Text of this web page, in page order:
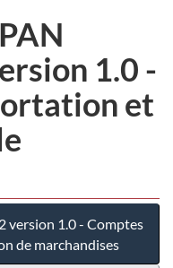
1.0 -
et
version 1.0 - Comptes
de marchandises